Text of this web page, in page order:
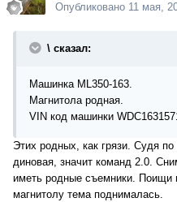
Опубликовано 11 мая,
\ сказал:
Машинка ML350-163.
Магнитола родная.
VIN код машинки
Этих родных, как грязи. Судя
диновая, значит команд 2.0.
иметь родные съемники. Поищи
магнитолу тема поднималась.